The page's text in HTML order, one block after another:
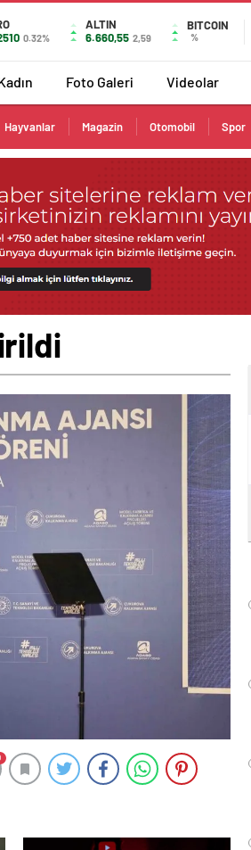
0.32%
ALTIN
6.660,55 2,59
BITCOIN
%
Foto Galeri Videolar
Hayvanlar Magazin Otomobil Spor